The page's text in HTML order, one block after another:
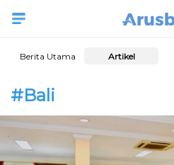
Berita Utama Artikel
#Bali